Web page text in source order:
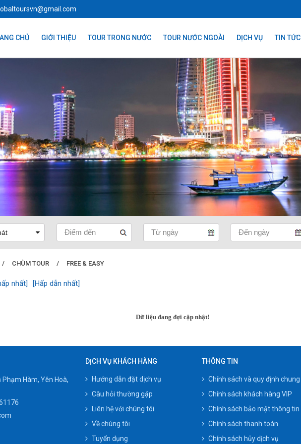
CHỦ GIỚI THIỆU TOUR TRONG NƯỚC TOUR NƯỚC NGOÀI DỊCH VỤ TIN TỨC
/ CHÙM TOUR / FREE & EASY
nhất] [Hấp dẫn nhất]
Dữ liệu đang đợi cập nhật!
Phạm Hàm, Yên Hoà,
DỊCH VỤ KHÁCH HÀNG
Hướng dẫn đặt dịch vụ
Câu hỏi thường gặp
Liên hệ với chúng tôi
Về chúng tôi
Tuyển dụng
THÔNG TIN
Chính sách và quy định chung
Chính sách khách hàng VIP
Chính sách bảo mật thông tin
Chính sách thanh toán
Chính sách hủy dịch vụ